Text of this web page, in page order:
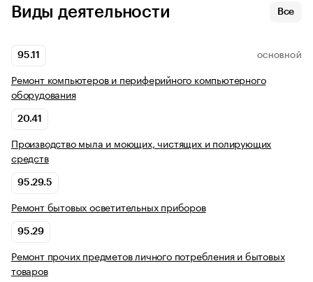
Виды деятельности Все
95.11 ОСНОВНОЙ
Ремонт компьютеров и периферийного компьютерного
оборудования
20.41
Производство мыла и моющих, чистящих и полирующих
средств
95.29.5
Ремонт бытовых осветительных приборов
95.29
Ремонт прочих предметов личного потребления и бытовых
товаров